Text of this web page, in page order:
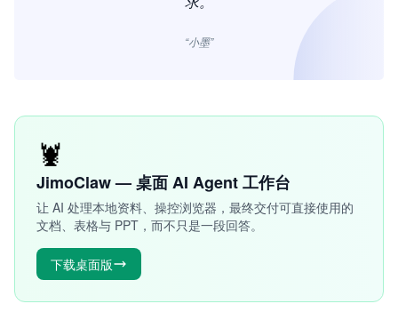
“小墨”
🦞
JimoClaw — 桌面 AI Agent 工作台
让 AI 处理本地资料、操控浏览器，最终交付可直接使用的
文档、表格与 PPT，而不只是一段回答。
下载桌面版